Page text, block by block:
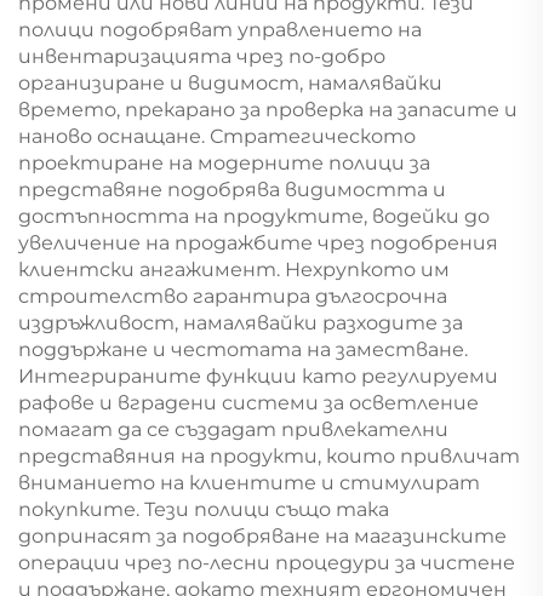
полици подобряват управлението на
инвентаризацията чрез по-добро
организиране и видимост, намалявайки
времето, прекарано за проверка на запасите и
наново оснащане. Стратегическото
проектиране на модерните полици за
представяне подобрява видимостта и
достъпността на продуктите, водейки до
увеличение на продажбите чрез подобрения
клиентски ангажимент. Нехрупкото им
строителство гарантира дългосрочна
издръжливост, намалявайки разходите за
поддържане и честотата на заместване.
Интегрираните функции като регулируеми
рафове и вградени системи за осветление
помагат да се създадат привлекателни
представяния на продукти, които привличат
вниманието на клиентите и стимулират
покупките. Тези полици също така
допринасят за подобряване на магазинските
операции чрез по-лесни процедури за чистене
и поддържане, докато техният ергономичен